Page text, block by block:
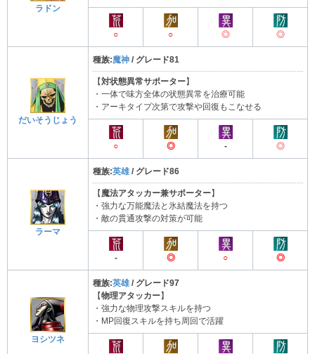
ラドン
○ ○ ◎ ◎
だいそうじょう
種族:魔神 / グレード81
【対状態異常サポーター】
・一体で味方全体の状態異常を治療可能
・アーキタイプ次第で攻撃や回復もこなせる
○ ◎ - ◎
ラーマ
種族:英雄 / グレード86
【 魔法アタッカー兼サポーター】
・強力な万能魔法と氷結魔法を持つ
・敵の貫通攻撃の対策が可能
- ◎ ○ ◎
ヨシツネ
種族:英雄 / グレード97
【物理アタッカー】
・強力な物理攻撃スキルを持つ
・MP回復スキルを持ち周回で活躍